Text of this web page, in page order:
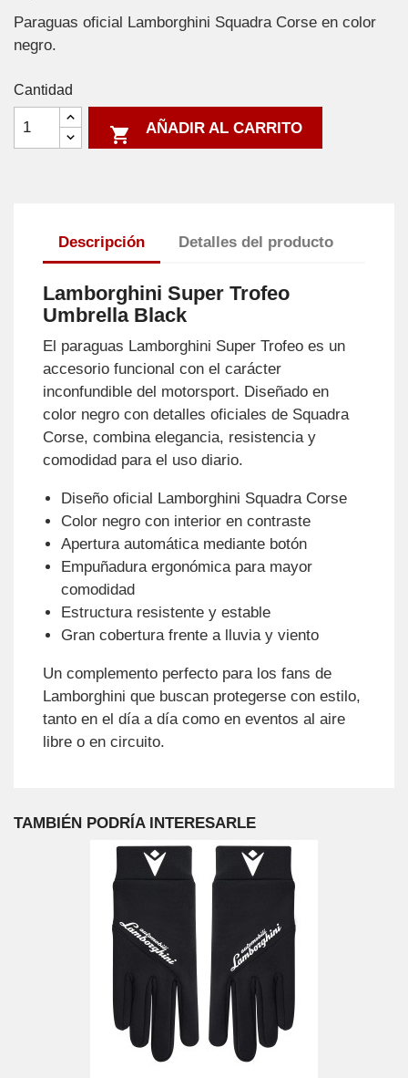
Paraguas oficial Lamborghini Squadra Corse en color
negro.
Cantidad
 AÑADIR AL CARRITO
Descripción Detalles del producto
Lamborghini Super Trofeo
Umbrella Black
El paraguas Lamborghini Super Trofeo es un
accesorio funcional con el carácter
inconfundible del motorsport. Diseñado en
color negro con detalles oficiales de Squadra
Corse, combina elegancia, resistencia y
comodidad para el uso diario.
Diseño oficial Lamborghini Squadra Corse
Color negro con interior en contraste
Apertura automática mediante botón
Empuñadura ergonómica para mayor
comodidad
Estructura resistente y estable
Gran cobertura frente a lluvia y viento
Un complemento perfecto para los fans de
Lamborghini que buscan protegerse con estilo,
tanto en el día a día como en eventos al aire
libre o en circuito.
TAMBIÉN PODRÍA INTERESARLE